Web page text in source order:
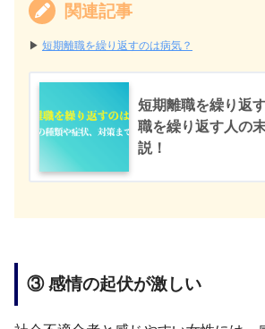
関連記事
▶︎ 短期離職を繰り返すのは病気？
短期離職を繰り返
職を繰り返す人の
説！
③ 感情の起伏が激しい